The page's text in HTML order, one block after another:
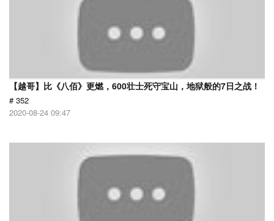
【越哥】比《八佰》更燃，600壮士死守宝山，地狱般的7日之战！
# 352
2020-08-24 09:47